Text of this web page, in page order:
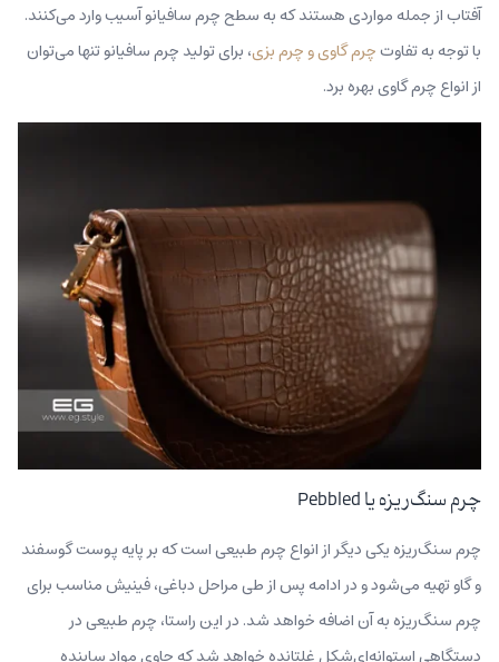
آفتاب از جمله مواردی هستند که به سطح چرم سافیانو آسیب وارد می‌کنند.
با توجه به تفاوتچرم گاوی و چرم بزی، برای تولید چرم سافیانو تنها می‌توان
از انواع چرم گاوی بهره برد.
چرم سنگ‌ریزه یا Pebbled
چرم سنگ‌ریزه یکی دیگر از انواع چرم طبیعی است که بر پایه پوست گوسفند
و گاو تهیه می‌شود و در ادامه پس از طی مراحل دباغی، فینیش مناسب برای
چرم سنگ‌ریزه به آن اضافه خواهد شد. در این راستا، چرم طبیعی در
دستگاهی استوانه‌ای‌شکل غلتانده خواهد شد که حاوی مواد ساینده